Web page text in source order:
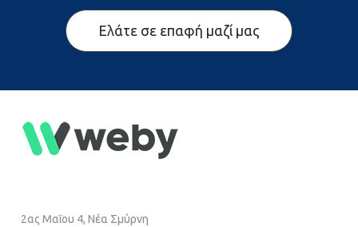
Ελάτε σε επαφή μαζί μας
2ας Μαΐου 4, Νέα Σμύρνη